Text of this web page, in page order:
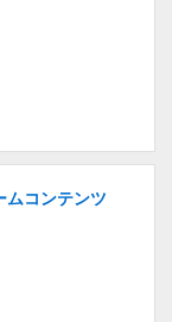
ムコンテンツ